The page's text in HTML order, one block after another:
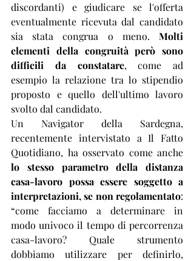
discordanti) e giudicare se l'offerta
eventualmente ricevuta dal candidato
sia stata congrua o meno. Molti
elementi della congruità però sono
difficili da constatare, come ad
esempio la relazione tra lo stipendio
proposto e quello dell'ultimo lavoro
svolto dal candidato.
Un Navigator della Sardegna,
recentemente intervistato a Il Fatto
lo stesso parametro della distanza
casa-lavoro possa essere soggetto a
interpretazioni, se non regolamentato:
“come facciamo a determinare in
modo univoco il tempo di percorrenza
casa-lavoro? Quale strumento
dobbiamo utilizzare per definirlo,